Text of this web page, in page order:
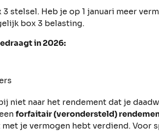
stelsel. Heb je op 1 januari meer
box 3 belasting.
in 2026:
niet naar het rendement dat je
forfaitair (verondersteld)
je vermogen hebt verdiend. Voor